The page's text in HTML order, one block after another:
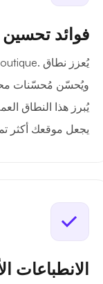
فوائد
يُبرز هذا النطاق
يجعل موقعك أكثر
الانطباعات